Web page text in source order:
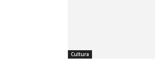
Cultura